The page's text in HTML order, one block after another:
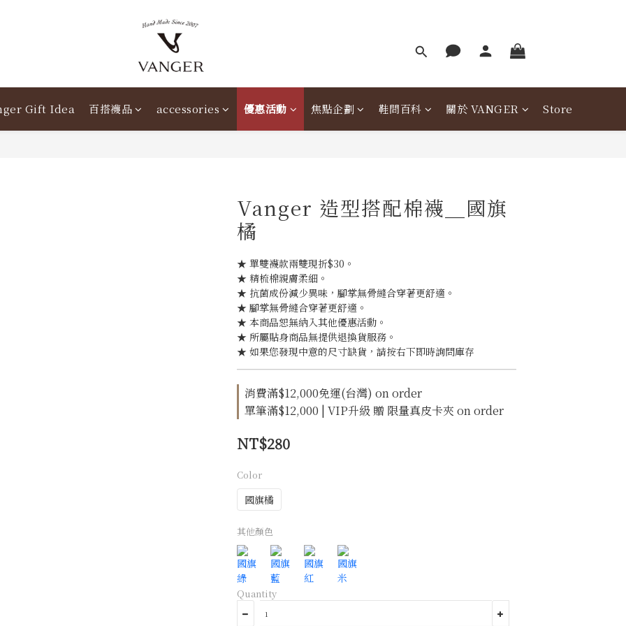
Gift Idea 百搭襪品 accessories 優惠活動 焦點企劃 鞋問百科 關於 VANGER Store
Vanger 造型搭配棉襪＿國旗
橘
★ 單雙襪款兩雙現折$30。
★ 精梳棉親膚柔細。
★ 抗菌成份減少異味，腳掌無骨縫合穿著更舒適。
★ 腳掌無骨縫合穿著更舒適。
★ 本商品恕無納入其他優惠活動。
★ 所屬貼身商品無提供退換貨服務。
★ 如果您發現中意的尺寸缺貨，請按右下即時詢問庫存
消費滿$12,000免運(台灣) on order
單筆滿$12,000 | VIP升級 贈 限量真皮卡夾 on order
NT$280
Color
國旗橘
其他顏色
Quantity